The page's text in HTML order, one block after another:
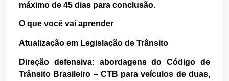
máximo de 45 dias para conclusão.
O que você vai aprender
Atualização em Legislação de Trânsito
Direção defensiva: abordagens do Código de
Trânsito Brasileiro – CTB para veículos de duas,